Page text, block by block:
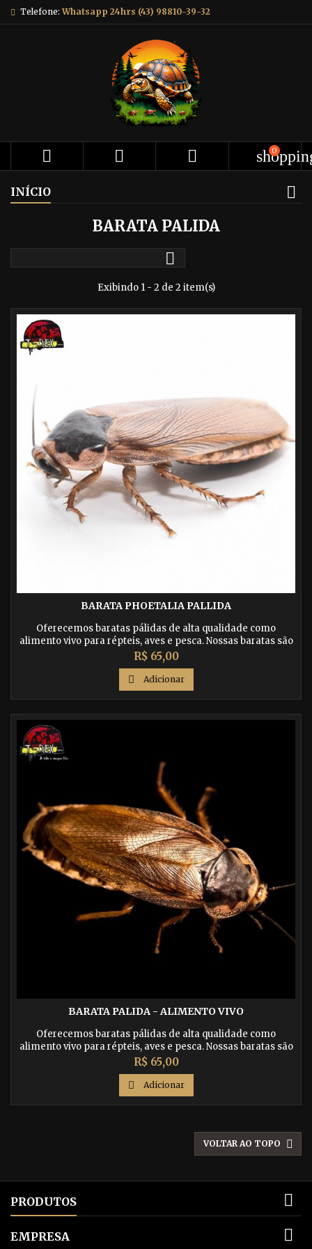
Telefone: Whatsapp 24hrs (43) 98810-39-32
   0
INÍCIO
BARATA PALIDA

Exibindo 1 - 2 de 2 item(s)
BARATA PHOETALIA PALLIDA
Oferecemos baratas pálidas de alta qualidade como
alimento vivo para répteis, aves e pesca. Nossas baratas são
criadas com cuidado e são uma opção nutritiva e saudável
para garantir uma dieta equilibrada aos seus animais de
estimação. Compre agora na nossa loja online e
proporcione uma alimentação de qualidade para seus
animais!
Preço
R$ 65,00
 Adicionar
BARATA PALIDA - ALIMENTO VIVO
Oferecemos baratas pálidas de alta qualidade como
alimento vivo para répteis, aves e pesca. Nossas baratas são
criadas com cuidado e são uma opção nutritiva e saudável
para garantir uma dieta equilibrada aos seus animais de
estimação. Compre agora na nossa loja online e
proporcione uma alimentação de qualidade para seus
animais!
Preço
R$ 65,00
 Adicionar
VOLTAR AO TOPO 
PRODUTOS 
EMPRESA 